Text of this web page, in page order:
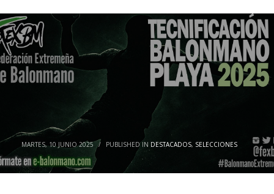
Selecciones Balonmano Playa 11 a 15
de junio
MARTES, 10 JUNIO 2025 / PUBLISHED IN DESTACADOS, SELECCIONES